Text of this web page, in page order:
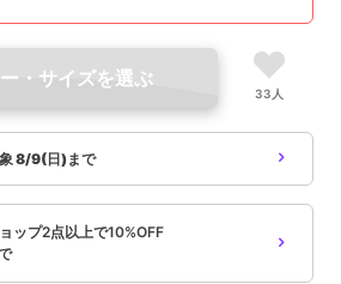
・サイズを選ぶ
33人
8/9(日)まで
ップ2点以上で10%OFF